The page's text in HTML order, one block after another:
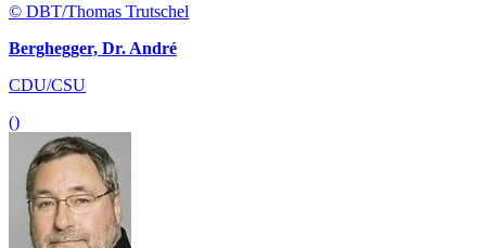
© DBT/Thomas Trutschel
Berghegger, Dr. André
CDU/CSU
()